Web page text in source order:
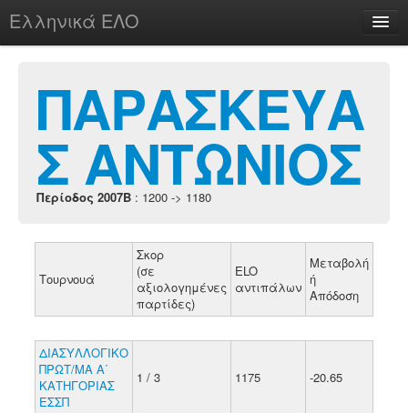
Ελληνικά ΕΛΟ
chesstu.be @ discord
Login
ΠΑΡΑΣΚΕΥΑ
Σ ΑΝΤΩΝΙΟΣ
Περίοδος 2007B : 1200 -> 1180
Τουρνουά
Σκορ
(σε
αξιολογημένες
παρτίδες)
ELO
αντιπάλων
Μεταβολή
ή
Απόδοση
ΔΙΑΣΥΛΛΟΓΙΚΟ
ΠΡΩΤ/ΜΑ Α΄
ΚΑΤΗΓΟΡΙΑΣ
ΕΣΣΠ
1 / 3 1175 -20.65